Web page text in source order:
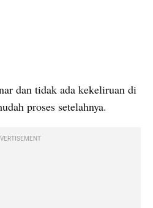
dan tidak ada kekeliruan di
proses setelahnya.